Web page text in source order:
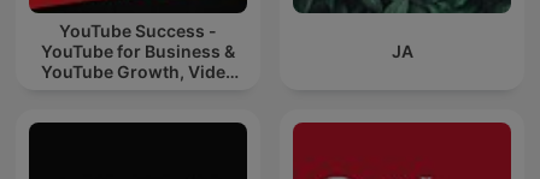
YouTube Success -
YouTube for Business &
YouTube Growth, Video
JA